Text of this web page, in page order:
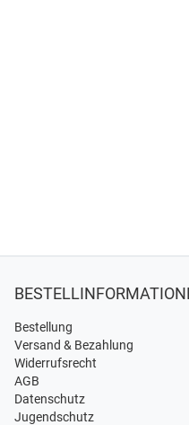
Bestellung
Versand & Bezahlung
Widerrufsrecht
AGB
Datenschutz
Jugendschutz